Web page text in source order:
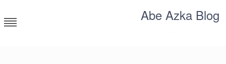
Abe Azka Blog